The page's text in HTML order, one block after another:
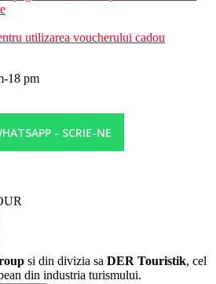
contra cost.
o taxa turistica de 1
pentru persoanele cu varsta de 16 ani si
de peste 7 nopti se aplica pretul taxei
si activitatilor mentionate mai sus pot
unor eventuale masuri de igiena sau
data.
en/
utilizarea voucherului cadou
18 pm
- SCRIE-NE
si din divizia sa DER Touristik, cel
din industria turismului.